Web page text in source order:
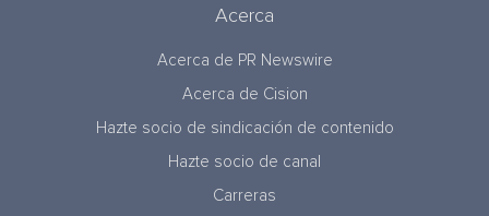
Acerca
Acerca de PR Newswire
Acerca de Cision
Hazte socio de sindicación de contenido
Hazte socio de canal
Carreras